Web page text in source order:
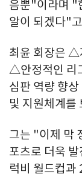
음뿐"이라며 "
알이 되겠다"
최윤 회장은 △
△안정적인 리
심판 역량 향
및 지원체계를
그는 "이제 막
포츠로 더욱
럭비 월드컵과